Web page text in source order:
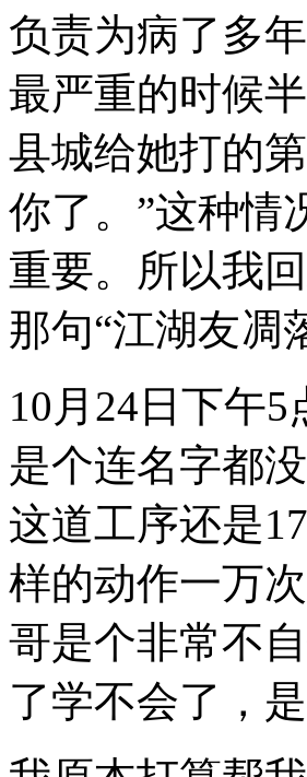
负责为病了多
最严重的时候
县城给她打的
你了。”这种情
重要。所以我
那句“江湖友凋
10 月 24 日下午5
是个连名字都
这道工序还是17
样的动作一万
哥是个非常不
了学不会了，